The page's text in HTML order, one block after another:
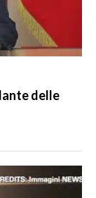
delle